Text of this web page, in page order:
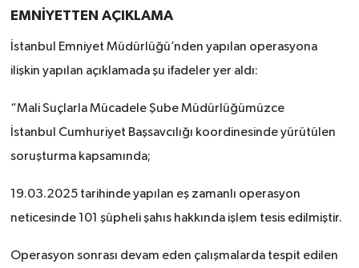
EMNİYETTEN AÇIKLAMA
İstanbul Emniyet Müdürlüğü’nden yapılan operasyona
ilişkin yapılan açıklamada şu ifadeler yer aldı:
“Mali Suçlarla Mücadele Şube Müdürlüğümüzce
İstanbul Cumhuriyet Başsavcılığı koordinesinde yürütülen
soruşturma kapsamında;
19.03.2025 tarihinde yapılan eş zamanlı operasyon
neticesinde 101 şüpheli şahıs hakkında işlem tesis edilmiştir.
Operasyon sonrası devam eden çalışmalarda tespit edilen